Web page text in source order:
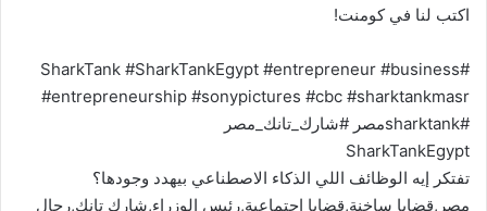
اكتب لنا في كومنت!
#SharkTank #SharkTankEgypt #entrepreneur #business
#entrepreneurship #sonypictures #cbc #sharktankmasr
#sharktankمصر #شارك_تانك_مصر
SharkTankEgypt
تفتكر إيه الوظائف اللي الذكاء الاصطناعي بيهدد وجودها؟
مصر,قضايا ساخنة,قضايا اجتماعية,رئيس الوزراء,شارك تانك,رجال